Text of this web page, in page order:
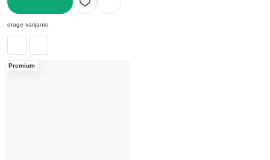
U KOŠARICU
druge varijante
Premium